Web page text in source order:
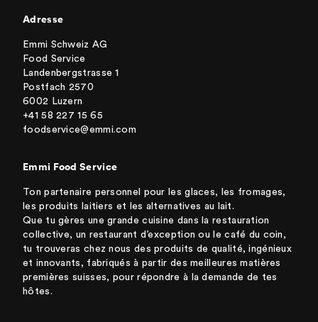
Adresse
Emmi Schweiz AG
Food Service
Landenbergstrasse 1
Postfach 2570
6002 Luzern
+41 58 227 15 65
foodservice@emmi.com
Emmi Food Service
Ton partenaire personnel pour les glaces, les fromages,
les produits laitiers et les alternatives au lait.
Que tu gères une grande cuisine dans la restauration
collective, un restaurant d’exception ou le café du coin,
tu trouveras chez nous des produits de qualité, ingénieux
et innovants, fabriqués à partir des meilleures matières
premières suisses, pour répondre à la demande de tes
hôtes.